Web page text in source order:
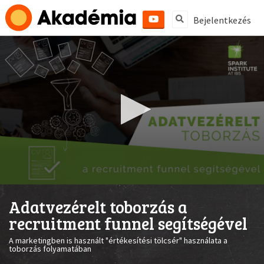
Bejelentkezés
minute,
seconds
Adatvezérelt toborzás a
recruitment funnel segítségével
A marketingben is használt "értékesítési tölcsér" használata a
toborzás folyamatában